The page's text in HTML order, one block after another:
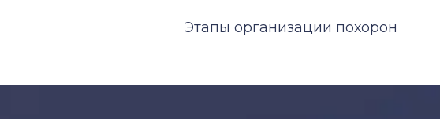
Этапы организации похорон